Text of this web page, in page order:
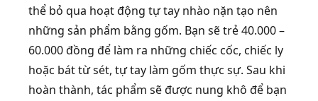
thể bỏ qua hoạt động tự tay nhào nặn tạo nên
những sản phẩm bằng gốm. Bạn sẽ trẻ 40.000 –
60.000 đồng để làm ra những chiếc cốc, chiếc ly
hoặc bát từ sét, tự tay làm gốm thực sự. Sau khi
hoàn thành, tác phẩm sẽ được nung khô để bạn